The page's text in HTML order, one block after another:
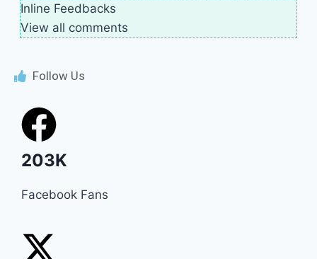
Inline Feedbacks
View all comments
Follow Us
203K
Facebook Fans